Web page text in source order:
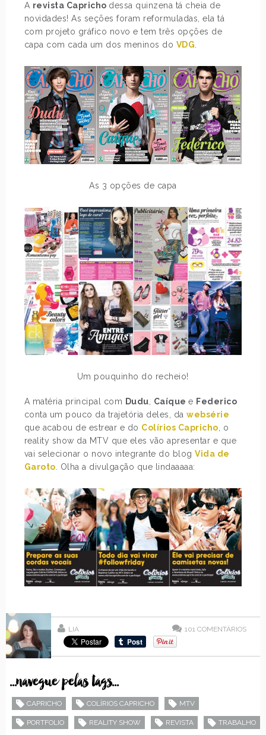
A revista Capricho dessa quinzena tá cheia de
novidades! As seções foram reformuladas, ela tá
com projeto gráfico novo e tem três opções de
capa com cada um dos meninos do VDG
As 3 opções de capa
Um pouquinho do recheio!
A matéria principal com Dudu Caíquee Federico
conta um pouco da trajetória deles, dawebsérie
que acabou de estrear e do Colírios Capricho , o
reality show da MTV que eles vão apresentar e que
vai selecionar o novo integrante do blogVida de
Garoto . Olha a divulgação que lindaaaaa:
LIA 101 COMENTÁRIOS
...navegue pelas tags...
CAPRICHO COLÍRIOS CAPRICHO MTV
PORTFOLIO REALITY SHOW REVISTA TRABALHO
POST ANTERIOR
KATKILLER
PRÓXIMO POST
LOOK DO DIA: JAQUETA
MILITAR